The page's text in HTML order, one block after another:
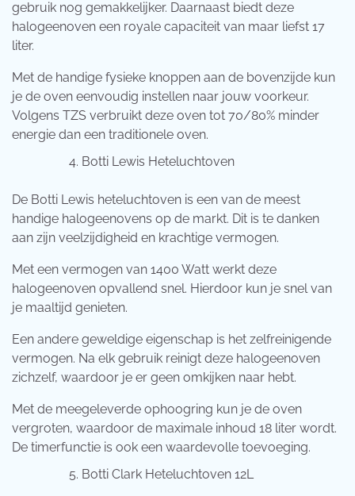
gebruik nog gemakkelijker. Daarnaast biedt deze
halogeenoven een royale capaciteit van maar liefst 17
liter.
Met de handige fysieke knoppen aan de bovenzijde kun
je de oven eenvoudig instellen naar jouw voorkeur.
Volgens TZS verbruikt deze oven tot 70/80% minder
energie dan een traditionele oven.
Botti Lewis Heteluchtoven
De Botti Lewis heteluchtoven is een van de meest
handige halogeenovens op de markt. Dit is te danken
aan zijn veelzijdigheid en krachtige vermogen.
Met een vermogen van 1400 Watt werkt deze
halogeenoven opvallend snel. Hierdoor kun je snel van
je maaltijd genieten.
Een andere geweldige eigenschap is het zelfreinigende
vermogen. Na elk gebruik reinigt deze halogeenoven
zichzelf, waardoor je er geen omkijken naar hebt.
Met de meegeleverde ophoogring kun je de oven
vergroten, waardoor de maximale inhoud 18 liter wordt.
De timerfunctie is ook een waardevolle toevoeging.
Botti Clark Heteluchtoven 12L